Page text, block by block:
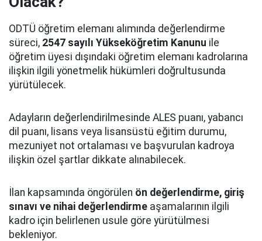
ODTÜ öğretim elemanı alımında değerlendirme
süreci, 2547 sayılı Yükseköğretim Kanunu ile
öğretim üyesi dışındaki öğretim elemanı kadrolarına
ilişkin ilgili yönetmelik hükümleri doğrultusunda
yürütülecek.
Adayların değerlendirilmesinde ALES puanı, yabancı
dil puanı, lisans veya lisansüstü eğitim durumu,
mezuniyet not ortalaması ve başvurulan kadroya
ilişkin özel şartlar dikkate alınabilecek.
İlan kapsamında öngörülen ön değerlendirme, giriş
sınavı ve nihai değerlendirme aşamalarının ilgili
kadro için belirlenen usule göre yürütülmesi
bekleniyor.